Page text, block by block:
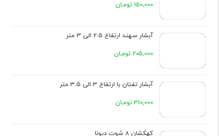
150,000 تومـان
آبشار سهند ارتفاع 2.5 الی 3 متر
205,000 تومـان
آبشار تفتان با ارتفاع 3 الی 3.5 متر
310,000 تومـان
کهکشان 8 شوت دیونا